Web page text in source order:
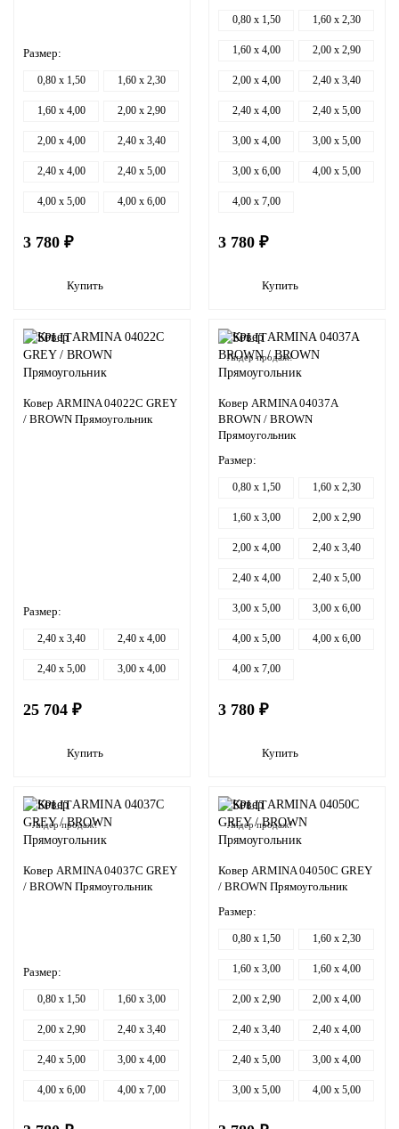
Размер:
0,80 x 1,50 1,60 x 2,30
1,60 x 4,00 2,00 x 2,90
2,00 x 4,00 2,40 x 3,40
2,40 x 4,00 2,40 x 5,00
4,00 x 5,00 4,00 x 6,00
3 780 ₽
Купить
0,80 x 1,50 1,60 x 2,30
1,60 x 4,00 2,00 x 2,90
2,00 x 4,00 2,40 x 3,40
2,40 x 4,00 2,40 x 5,00
3,00 x 4,00 3,00 x 5,00
3,00 x 6,00 4,00 x 5,00
4,00 x 7,00
3 780 ₽
Купить
Ковер ARMINA 04022C GREY
/ BROWN Прямоугольник
Размер:
2,40 x 3,40 2,40 x 4,00
2,40 x 5,00 3,00 x 4,00
25 704 ₽
Купить
Лидер продаж!
Ковер ARMINA 04037A
BROWN / BROWN
Прямоугольник
Размер:
0,80 x 1,50 1,60 x 2,30
1,60 x 3,00 2,00 x 2,90
2,00 x 4,00 2,40 x 3,40
2,40 x 4,00 2,40 x 5,00
3,00 x 5,00 3,00 x 6,00
4,00 x 5,00 4,00 x 6,00
4,00 x 7,00
3 780 ₽
Купить
Лидер продаж!
Ковер ARMINA 04037C GREY
/ BROWN Прямоугольник
Размер:
0,80 x 1,50 1,60 x 3,00
2,00 x 2,90 2,40 x 3,40
2,40 x 5,00 3,00 x 4,00
4,00 x 6,00 4,00 x 7,00
Лидер продаж!
Ковер ARMINA 04050C GREY
/ BROWN Прямоугольник
Размер:
0,80 x 1,50 1,60 x 2,30
1,60 x 3,00 1,60 x 4,00
2,00 x 2,90 2,00 x 4,00
2,40 x 3,40 2,40 x 4,00
2,40 x 5,00 3,00 x 4,00
3,00 x 5,00 4,00 x 5,00